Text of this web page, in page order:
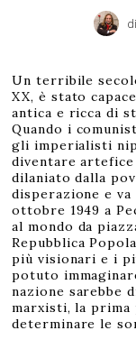
di
Un terribile
XX, è stato
antica e ricca di
Quando i
gli imperialisti
diventare artefice
dilaniato dalla
disperazione e
ottobre 1949 a
al mondo da
Repubblica
più visionari e i
potuto
nazione sarebbe
marxisti, la prima
determinare le